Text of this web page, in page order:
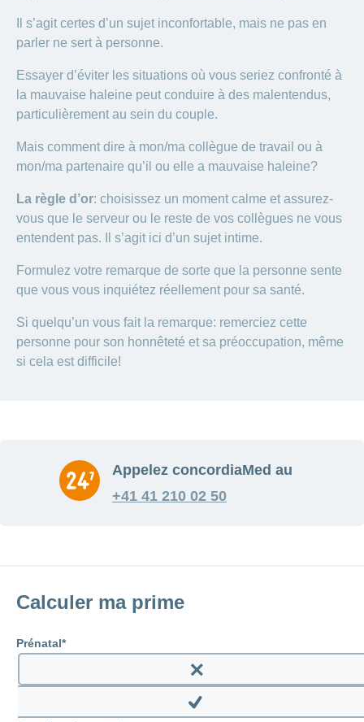
Il s’agit certes d’un sujet inconfortable, mais ne pas en
parler ne sert à personne.
Essayer d’éviter les situations où vous seriez confronté à
la mauvaise haleine peut conduire à des malentendus,
particulièrement au sein du couple.
Mais comment dire à mon/ma collègue de travail ou à
mon/ma partenaire qu’il ou elle a mauvaise haleine?
La règle d’or: choisissez un moment calme et assurez-
vous que le serveur ou le reste de vos collègues ne vous
entendent pas. Il s’agit ici d’un sujet intime.
Formulez votre remarque de sorte que la personne sente
que vous vous inquiétez réellement pour sa santé.
Si quelqu’un vous fait la remarque: remerciez cette
personne pour son honnêteté et sa préoccupation, même
si cela est difficile!
Appelez concordiaMed au
+41 41 210 02 50
Calculer ma prime
Prénatal
Enable
prenatal
Disable